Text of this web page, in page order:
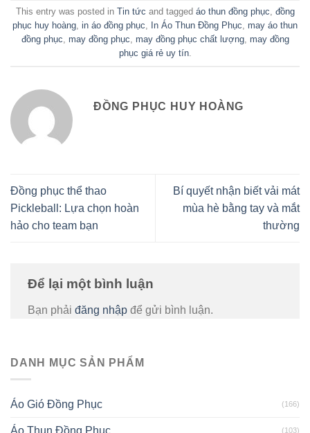
This entry was posted in Tin tức and tagged áo thun đồng phục, đồng
phục huy hoàng, in áo đồng phục, In Áo Thun Đồng Phục, may áo thun
đồng phục, may đồng phục, may đồng phục chất lượng, may đồng
phục giá rẻ uy tín.
ĐỒNG PHỤC HUY HOÀNG
Đồng phục thể thao
Pickleball: Lựa chọn hoàn
hảo cho team bạn
Bí quyết nhận biết vải mát
mùa hè bằng tay và mắt
thường
Để lại một bình luận
Bạn phải đăng nhập để gửi bình luận.
DANH MỤC SẢN PHẨM
Áo Gió Đồng Phục (166)
Áo Thun Đồng Phục (103)